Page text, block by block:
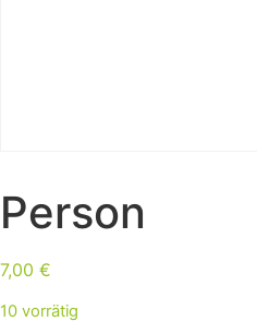
Person
7,00 €
10 vorrätig